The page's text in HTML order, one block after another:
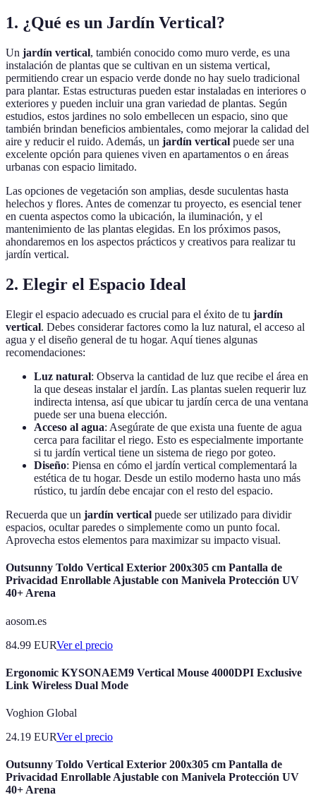
1. ¿Qué es un Jardín Vertical?
Un jardín vertical, también conocido como muro verde, es una
instalación de plantas que se cultivan en un sistema vertical,
permitiendo crear un espacio verde donde no hay suelo tradicional
para plantar. Estas estructuras pueden estar instaladas en interiores o
exteriores y pueden incluir una gran variedad de plantas. Según
estudios, estos jardines no solo embellecen un espacio, sino que
también brindan beneficios ambientales, como mejorar la calidad del
aire y reducir el ruido. Además, un jardín vertical puede ser una
excelente opción para quienes viven en apartamentos o en áreas
urbanas con espacio limitado.
Las opciones de vegetación son amplias, desde suculentas hasta
helechos y flores. Antes de comenzar tu proyecto, es esencial tener
en cuenta aspectos como la ubicación, la iluminación, y el
mantenimiento de las plantas elegidas. En los próximos pasos,
ahondaremos en los aspectos prácticos y creativos para realizar tu
jardín vertical.
2. Elegir el Espacio Ideal
Elegir el espacio adecuado es crucial para el éxito de tu jardín
vertical. Debes considerar factores como la luz natural, el acceso al
agua y el diseño general de tu hogar. Aquí tienes algunas
recomendaciones:
Luz natural: Observa la cantidad de luz que recibe el área en
la que deseas instalar el jardín. Las plantas suelen requerir luz
indirecta intensa, así que ubicar tu jardín cerca de una ventana
puede ser una buena elección.
Acceso al agua: Asegúrate de que exista una fuente de agua
cerca para facilitar el riego. Esto es especialmente importante
si tu jardín vertical tiene un sistema de riego por goteo.
Diseño: Piensa en cómo el jardín vertical complementará la
estética de tu hogar. Desde un estilo moderno hasta uno más
rústico, tu jardín debe encajar con el resto del espacio.
Recuerda que un jardín vertical puede ser utilizado para dividir
espacios, ocultar paredes o simplemente como un punto focal.
Aprovecha estos elementos para maximizar su impacto visual.
Outsunny Toldo Vertical Exterior 200x305 cm Pantalla de
Privacidad Enrollable Ajustable con Manivela Protección UV
40+ Arena
aosom.es
84.99 EURVer el precio
Ergonomic KYSONAEM9 Vertical Mouse 4000DPI Exclusive
Link Wireless Dual Mode
Voghion Global
24.19 EURVer el precio
Outsunny Toldo Vertical Exterior 200x305 cm Pantalla de
Privacidad Enrollable Ajustable con Manivela Protección UV
40+ Arena